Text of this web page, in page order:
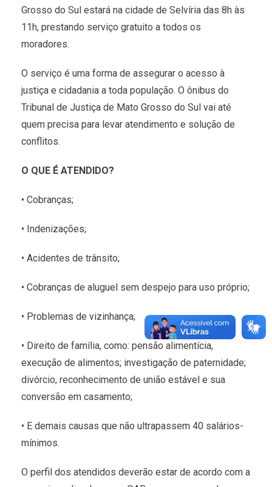
Grosso do Sul estará na cidade de Selvíria das 8h às
11h, prestando serviço gratuito a todos os
moradores.
O serviço é uma forma de assegurar o acesso à
justiça e cidadania a toda população. O ônibus do
Tribunal de Justiça de Mato Grosso do Sul vai até
quem precisa para levar atendimento e solução de
conflitos.
O QUE É ATENDIDO?
• Cobranças;
• Indenizações;
• Acidentes de trânsito;
• Cobranças de aluguel sem despejo para uso próprio;
• Problemas de vizinhança;
• Direito de família, como: pensão alimentícia,
execução de alimentos; investigação de paternidade;
divórcio, reconhecimento de união estável e sua
conversão em casamento;
• E demais causas que não ultrapassem 40 salários-
mínimos.
O perfil dos atendidos deverão estar de acordo com a